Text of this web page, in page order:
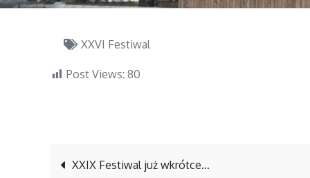
XXVI Festiwal
Post Views: 80
XXIX Festiwal już wkrótce…